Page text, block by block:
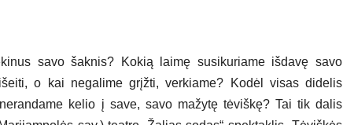
savo šaknis? Kokią laimę susikuriame išdavę savo
o kai negalime grįžti, verkiame? Kodėl visas didelis
kelio į save, savo mažytę tėviškę? Tai tik dalis